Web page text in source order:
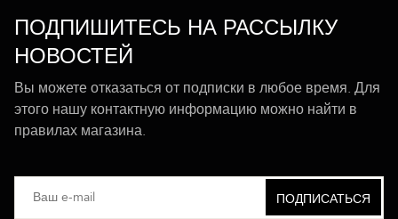
ПОДПИШИТЕСЬ НА РАССЫЛКУ
НОВОСТЕЙ
Вы можете отказаться от подписки в любое время. Для
этого нашу контактную информацию можно найти в
правилах магазина.